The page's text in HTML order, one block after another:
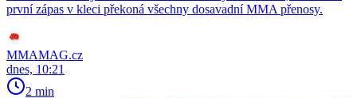
první zápas v kleci překoná všechny dosavadní MMA přenosy.
MMAMAG.cz
dnes, 10:21
2 min